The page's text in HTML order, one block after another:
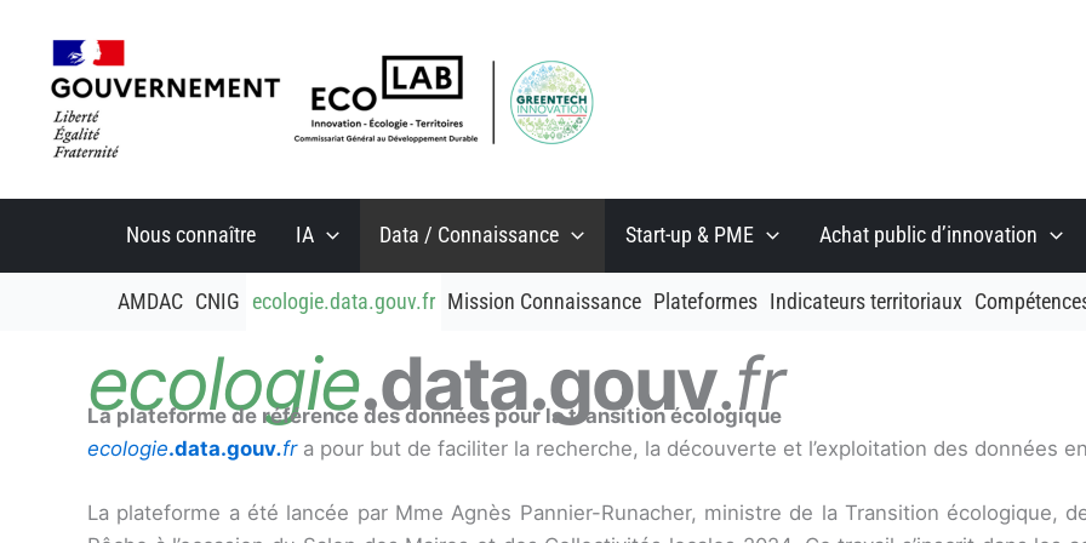
contenu
Nous connaître IA Data / Connaissance Start-up & PME Achat public d’innovation
AMDAC CNIG ecologie.data.gouv.fr Mission Connaissance Plateformes Indicateurs territoriaux
ecologie.data.gouv.fr
La plateforme de référence des données pour la transition écologique
ecologie.data.gouv.fra pour but de faciliter la recherche, la découverte et l’exploitation des données
La plateforme a été lancée par Mme Agnès Pannier-Runacher, ministre de la Transition écologique,